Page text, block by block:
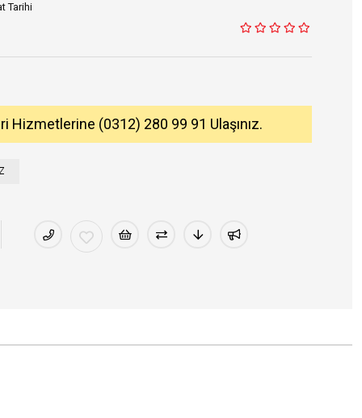
Tarihi
Hizmetlerine (0312) 280 99 91 Ulaşınız.